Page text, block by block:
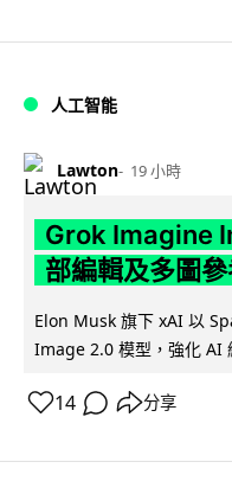
人工智能
Lawton 19 小時
Grok Imagine
部編輯及多圖
Elon Musk 旗下 xAI 以
Image 2.0 模型，強化 AI
14 分享